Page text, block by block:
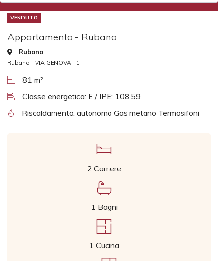
VENDUTO
Appartamento - Rubano
Rubano
Rubano - VIA GENOVA - 1
81 m²
Classe energetica: E / IPE: 108.59
Riscaldamento: autonomo Gas metano Termosifoni
2 Camere
1 Bagni
1 Cucina